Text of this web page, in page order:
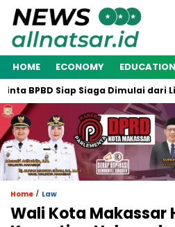
HOME ECONOMY EDUCATION
BPBD Siap Siaga Dimulai dari
Home / Law
Wali Kota Makassar